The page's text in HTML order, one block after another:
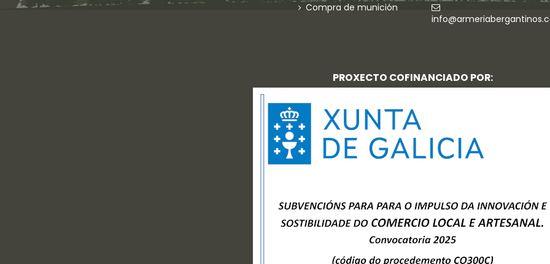
Compra de munición
PROXECTO COFINANCIADO POR: